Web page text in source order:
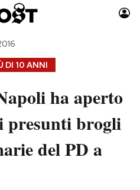
Auto
Moda
Consumismi
Storie/Idee
DI 10 ANNI
ha aperto
presunti brogli
del PD a